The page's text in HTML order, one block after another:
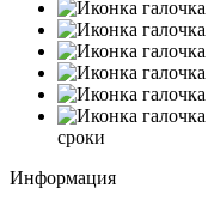
сроки
Информация